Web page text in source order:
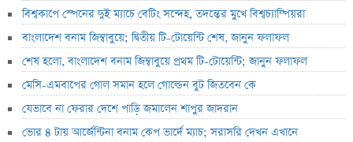
বিশ্বকাপে স্পেনের দুই ম্যাচে বেটিং সন্দেহ, তদন্তের মুখে বিশ্বচ্যাম্পিয়রা
বাংলাদেশ বনাম জিম্বাবুয়ে; দ্বিতীয় টি-টোয়েন্টি শেষ, জানুন ফলাফল
শেষ হলো, বাংলাদেশ বনাম জিম্বাবুয়ে প্রথম টি-টোয়েন্টি; জানুন ফলাফল
মেসি-এমবাপের গোল সমান হলে গোল্ডেন বুট জিতবেন কে
যেভাবে না ফেরার দেশে পাড়ি জমালেন শাপুর জাদরান
ভোর ৪ টায় আর্জেন্টিনা বনাম কেপ ভার্দে ম্যাচ; সরাসরি দেখন এখানে